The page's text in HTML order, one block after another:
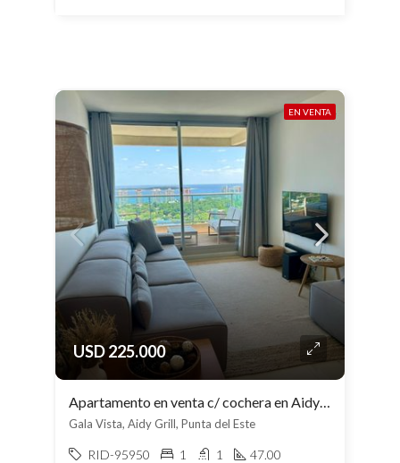
EN VENTA
USD 225.000
Apartamento en venta c/ cochera en Aidy Grill
Gala Vista, Aidy Grill, Punta del Este
RID-95950 1 1 47.00